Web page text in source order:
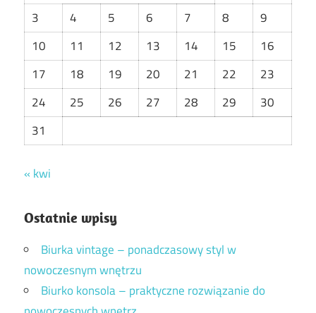
3
4 5 6 7 8
9
10
11 12 13 14 15
16
17
18 19 20 21 22
23
24
25 26 27 28 29
30
31
« kwi
Ostatnie wpisy
Biurka vintage – ponadczasowy styl w
nowoczesnym wnętrzu
Biurko konsola – praktyczne rozwiązanie do